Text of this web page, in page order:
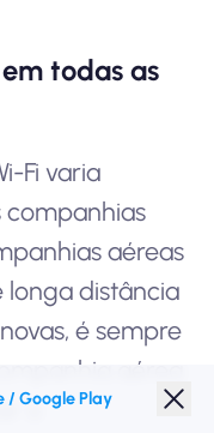
todas as
Fi varia
companhias
aéreas
longa distância
é sempre
aérea
a
/ Google Play